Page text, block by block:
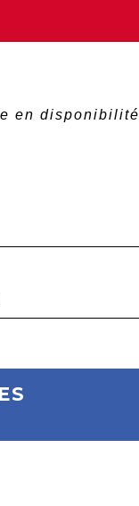
en disponibilité